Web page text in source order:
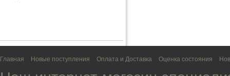
Главная Новые поступления Оплата и Доставка Оценка состояния